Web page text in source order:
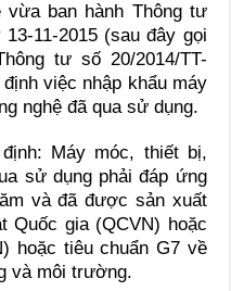
vừa ban hành Thông tư
11-2015 (sau đây gọi
tư số 20/2014/TT-
việc nhập khẩu máy
nghệ đã qua sử dụng.
Máy móc, thiết bị,
sử dụng phải đáp ứng
và đã được sản xuất
Quốc gia (QCVN) hoặc
hoặc tiêu chuẩn G7 về
và môi trường.